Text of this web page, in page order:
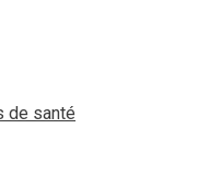
de santé